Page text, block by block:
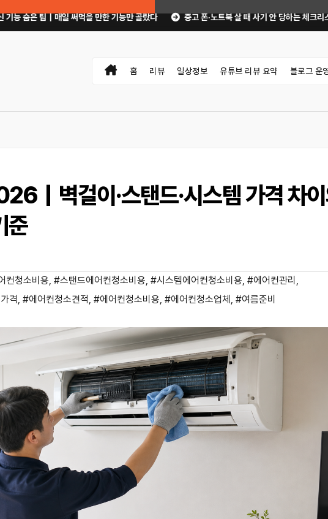
만한 기능만 골랐다 중고 폰·노트북 살 때 사기 안 당하는 체크리스트｜직거래 전 무엇을
홈 리뷰 일상정보 유튜브 리뷰 요약 블로그 운
｜벽걸이·스탠드·시스템 가격 차
준
컨청소비용, #스탠드에어컨청소비용, #시스템에어컨청소비용, #에어컨관리 ,
격, #에어컨청소견적, #에어컨청소비용, #에어컨청소업체 , #여름준비